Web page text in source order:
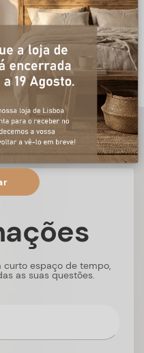
curto espaço de tempo,
as suas questões.